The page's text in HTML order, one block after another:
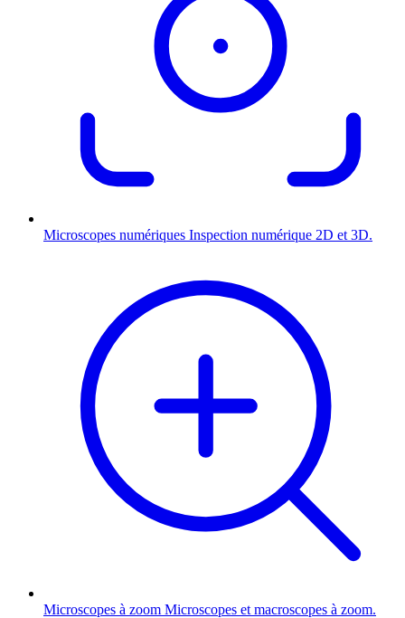
Microscopes numériques Inspection numérique 2D et 3D.
Microscopes à zoom Microscopes et macroscopes à zoom.